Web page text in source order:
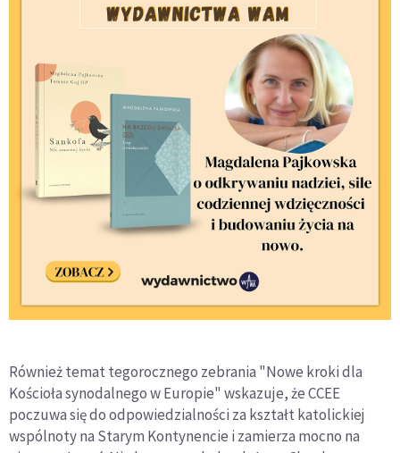
Również temat tegorocznego zebrania "Nowe kroki dla
Kościoła synodalnego w Europie" wskazuje, że CCEE
poczuwa się do odpowiedzialności za kształt katolickiej
wspólnoty na Starym Kontynencie i zamierza mocno na